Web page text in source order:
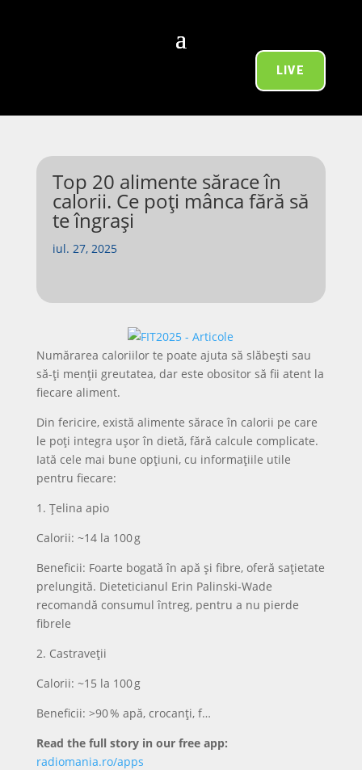
LIVE
Top 20 alimente sărace în
calorii. Ce poți mânca fără să
te îngrași
iul. 27, 2025
Numărarea caloriilor te poate ajuta să slăbești sau
să-ți menții greutatea, dar este obositor să fii atent la
fiecare aliment.
Din fericire, există alimente sărace în calorii pe care
le poți integra ușor în dietă, fără calcule complicate.
Iată cele mai bune opțiuni, cu informațiile utile
pentru fiecare:
1. Țelina apio
Calorii: ~14 la 100 g
Beneficii: Foarte bogată în apă și fibre, oferă sațietate
prelungită. Dieteticianul Erin Palinski‑Wade
recomandă consumul întreg, pentru a nu pierde
fibrele
2. Castraveții
Calorii: ~15 la 100 g
Beneficii: >90 % apă, crocanți, f…
Read the full story in our free app:
radiomania.ro/apps